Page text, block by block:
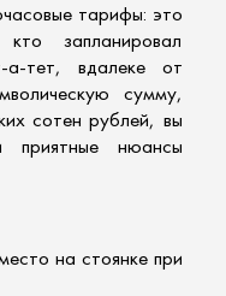
тарифы: это
запланировал
а-тет, вдалеке от
сумму,
сотен рублей, вы
приятные нюансы
на стоянке при